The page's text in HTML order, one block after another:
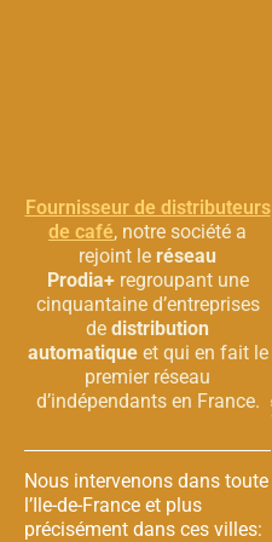
Fournisseur de distributeurs
de café, notre société a
rejoint le réseau
Prodia+regroupant une
cinquantaine d’entreprises
de distribution
automatiqueet qui en fait le
premier réseau
d’indépendants en France.
Nous intervenons dans toute
l’Ile-de-France et plus
précisément dans ces villes: